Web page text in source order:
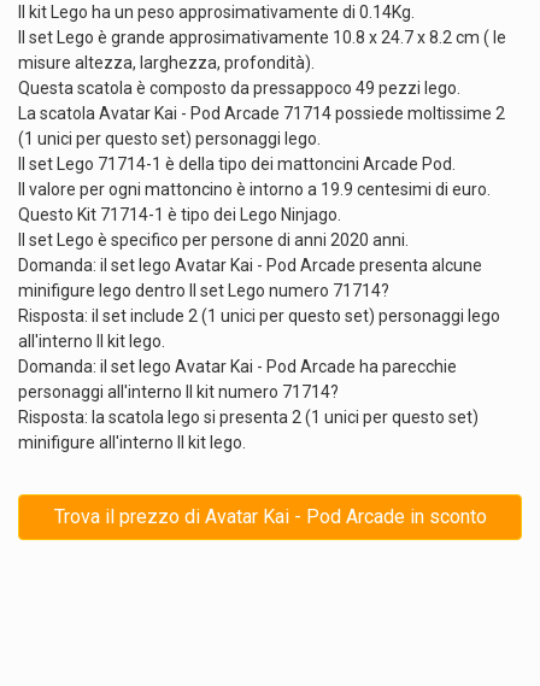
Il kit Lego ha un peso approsimativamente di 0.14Kg.
Il set Lego è grande approsimativamente 10.8 x 24.7 x 8.2 cm ( le
misure altezza, larghezza, profondità).
Questa scatola è composto da pressappoco 49 pezzi lego.
La scatola Avatar Kai - Pod Arcade 71714 possiede moltissime 2
(1 unici per questo set) personaggi lego.
Il set Lego 71714-1 è della tipo dei mattoncini Arcade Pod.
Il valore per ogni mattoncino è intorno a 19.9 centesimi di euro.
Questo Kit 71714-1 è tipo dei Lego Ninjago.
Il set Lego è specifico per persone di anni 2020 anni.
Domanda: il set lego Avatar Kai - Pod Arcade presenta alcune
minifigure lego dentro Il set Lego numero 71714?
Risposta: il set include 2 (1 unici per questo set) personaggi lego
all'interno Il kit lego.
Domanda: il set lego Avatar Kai - Pod Arcade ha parecchie
personaggi all'interno Il kit numero 71714?
Risposta: la scatola lego si presenta 2 (1 unici per questo set)
minifigure all'interno Il kit lego.
Trova il prezzo di Avatar Kai - Pod Arcade in sconto